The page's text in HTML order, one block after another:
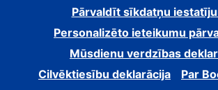
Pārvaldīt sīkdatņu
Personalizēto ieteikumu
Mūsdienu verdzības
Cilvēktiesību deklarācija
Par